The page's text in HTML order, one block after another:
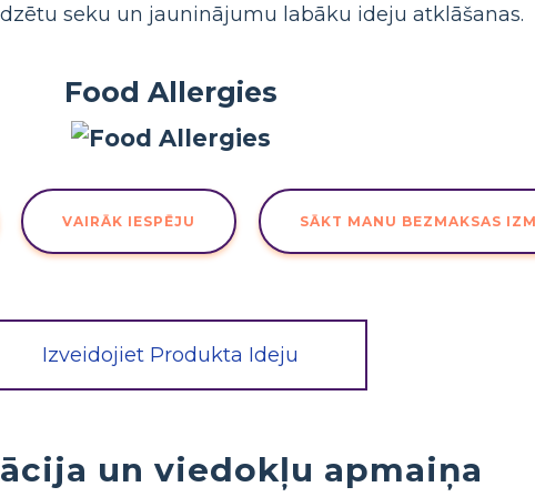
seku un jauninājumu labāku ideju atklāšanas.
Food Allergies
VAIRĀK IESPĒJU SĀKT MANU BEZMAKSAS
Izveidojiet Produkta Ideju
un viedokļu apmaiņa